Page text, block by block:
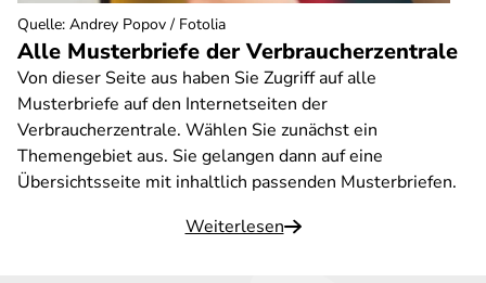
Alle Musterbriefe der Verbraucherzentrale
Von dieser Seite aus haben Sie Zugriff auf alle
Musterbriefe auf den Internetseiten der
Verbraucherzentrale. Wählen Sie zunächst ein
Themengebiet aus. Sie gelangen dann auf eine
Übersichtsseite mit inhaltlich passenden Musterbriefen.
Weiterlesen
Quelle: Andrey Popov / Fotolia